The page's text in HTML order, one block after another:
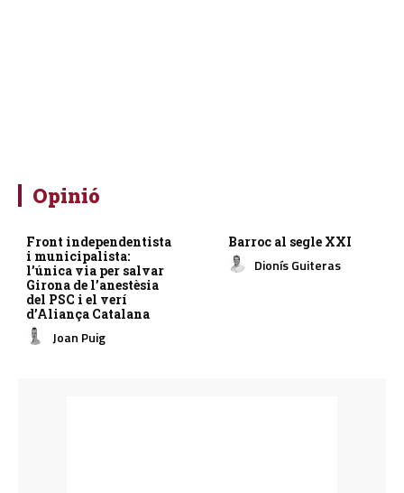
Opinió
Front independentista
i municipalista:
l’única via per salvar
Girona de l’anestèsia
del PSC i el verí
d’Aliança Catalana
Joan Puig
Barroc al segle XXI
Dionís Guiteras